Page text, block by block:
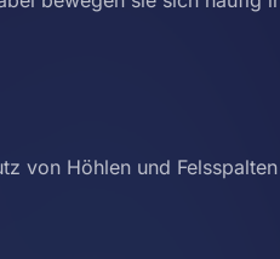
von Höhlen und